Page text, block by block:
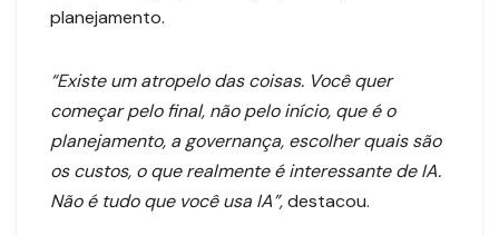
planejamento.
“Existe um atropelo das coisas. Você quer
começar pelo final, não pelo início, que é o
planejamento, a governança, escolher quais são
os custos, o que realmente é interessante de IA.
Não é tudo que você usa IA”,destacou.